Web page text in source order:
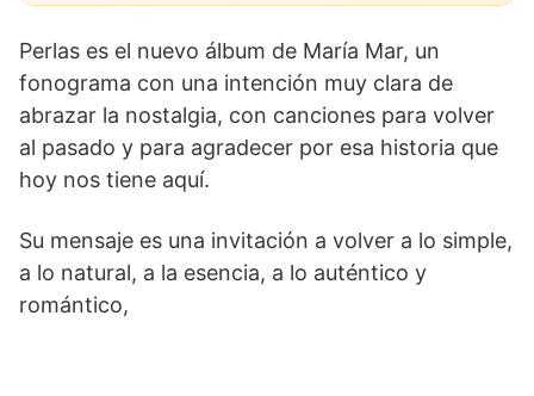
Perlas es el nuevo álbum de María Mar, un
fonograma con una intención muy clara de
abrazar la nostalgia, con canciones para volver
al pasado y para agradecer por esa historia que
hoy nos tiene aquí.
Su mensaje es una invitación a volver a lo simple,
a lo natural, a la esencia, a lo auténtico y
romántico,